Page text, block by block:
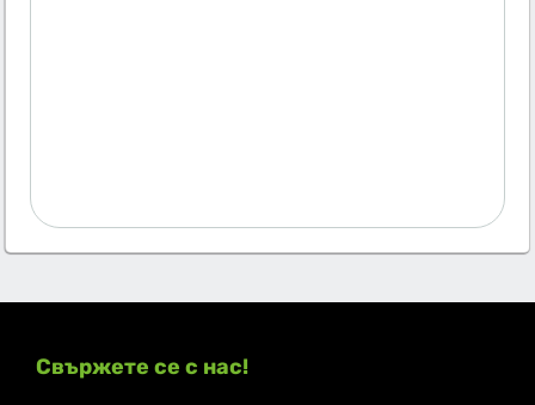
Свържете се с нас!